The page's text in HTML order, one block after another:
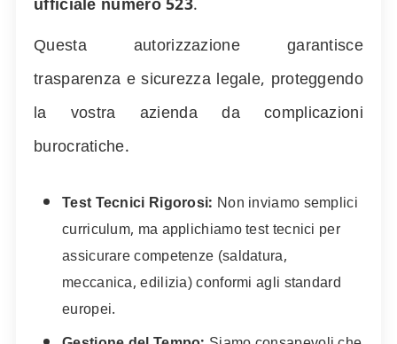
Questa autorizzazione garantisce
trasparenza e sicurezza legale, proteggendo
la vostra azienda da complicazioni
burocratiche.
Test Tecnici Rigorosi: Non inviamo semplici
curriculum, ma applichiamo test tecnici per
assicurare competenze (saldatura,
meccanica, edilizia) conformi agli standard
europei.